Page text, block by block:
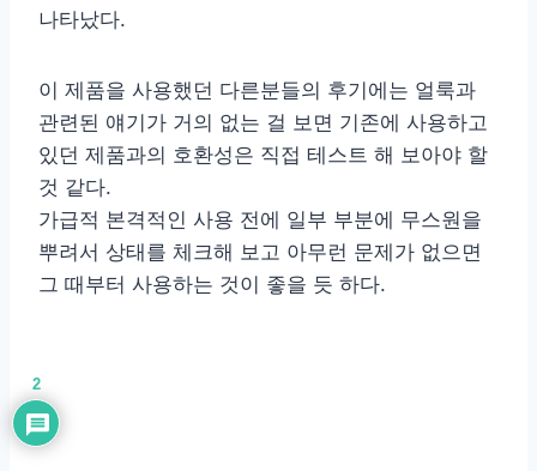
나타났다.
이 제품을 사용했던 다른분들의 후기에는 얼룩과
관련된 얘기가 거의 없는 걸 보면 기존에 사용하고
있던 제품과의 호환성은 직접 테스트 해 보아야 할
것 같다.
가급적 본격적인 사용 전에 일부 부분에 무스원을
뿌려서 상태를 체크해 보고 아무런 문제가 없으면
그 때부터 사용하는 것이 좋을 듯 하다.
2